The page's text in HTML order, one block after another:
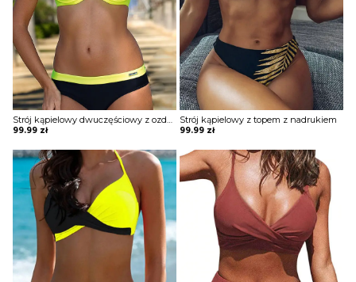
99.99 zł
Strój kąpielowy z topem z nadrukiem
99.99 zł